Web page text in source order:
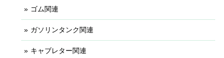
ゴム関連
ガソリンタンク関連
キャブレター関連